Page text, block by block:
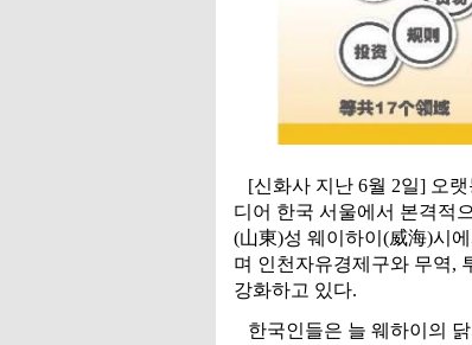
[신화사 지난 6월 2일] 오
디어 한국 서울에서 본격적
(山東)성 웨이하이(威海)시
며 인천자유경제구와 무역,
강화하고 있다.
한국인들은 늘 웨하이의